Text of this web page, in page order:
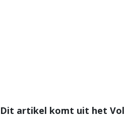
Dit artikel komt uit het